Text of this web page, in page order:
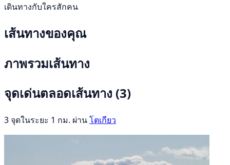
เดินทางกับใครสักคน
เส้นทางของคุณ
ภาพรวมเส้นทาง
จุดเด่นตลอดเส้นทาง (3)
3 จุดในระยะ 1 กม. ผ่านโตเกียว